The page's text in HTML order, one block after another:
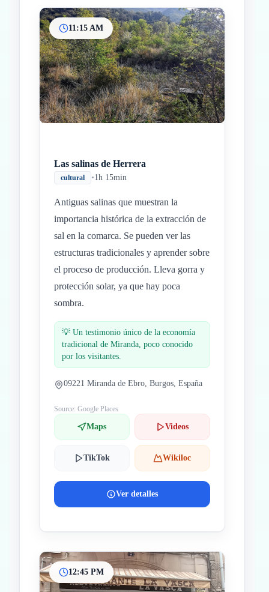
11:15 AM
Las salinas de Herrera
cultural •1h 15min
Antiguas salinas que muestran la
importancia histórica de la extracción de
sal en la comarca. Se pueden ver las
estructuras tradicionales y aprender sobre
el proceso de producción. Lleva gorra y
protección solar, ya que hay poca
sombra.
💡 Un testimonio único de la economía
tradicional de Miranda, poco conocido
por los visitantes.
09221 Miranda de Ebro, Burgos, España
Source: Google Places
Maps Videos
TikTok Wikiloc
Ver detalles
12:45 PM